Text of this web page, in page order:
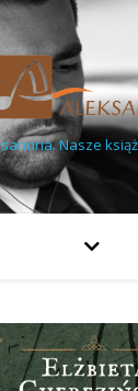
Nasze